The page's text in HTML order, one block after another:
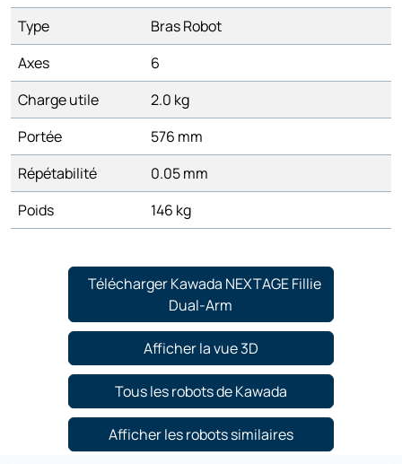
Type
Bras Robot
Axes
6
Charge utile
2.0 kg
Portée
576 mm
Répétabilité
0.05 mm
Poids
146 kg
Télécharger Kawada NEXTAGE Fillie
Dual-Arm
Afficher la vue 3D
Tous les robots de Kawada
Afficher les robots similaires